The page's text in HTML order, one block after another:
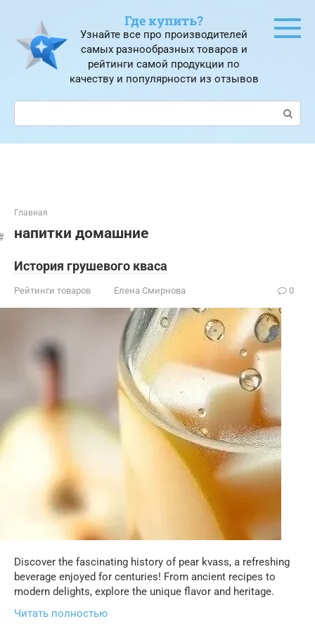
контенту
Где купить?
Узнайте все про производителей
самых разнообразных товаров и
рейтинги самой продукции по
качеству и популярности из отзывов
Поиск:
Главная
напитки домашние
История грушевого кваса
Рейтинги товаров Елена Смирнова 0
Discover the fascinating history of pear kvass, a refreshing
beverage enjoyed for centuries! From ancient recipes to
modern delights, explore the unique flavor and heritage.
Читать полностью